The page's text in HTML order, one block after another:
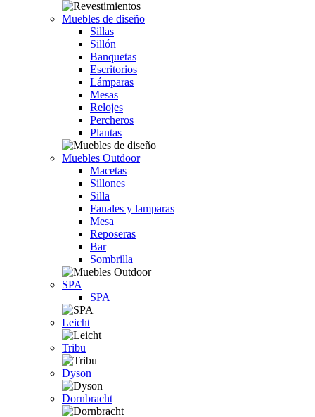
Muebles de diseño
Sillas
Sillón
Banquetas
Escritorios
Lámparas
Mesas
Relojes
Percheros
Plantas
Muebles Outdoor
Macetas
Sillones
Silla
Fanales y lamparas
Mesa
Reposeras
Bar
Sombrilla
SPA
SPA
Leicht
Tribu
Dyson
Dornbracht